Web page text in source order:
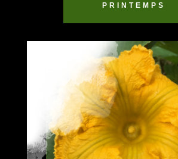
PRINTEMPS